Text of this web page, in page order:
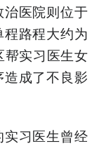
医院则位于
路程大约为
实习医生女
成了不良影
习医生曾经